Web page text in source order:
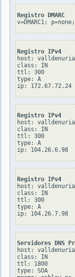
Registro DMARC
v=DMARC1;
Registro IPv4
host:
class: IN
ttl: 300
type: A
Registro IPv4
host:
class: IN
ttl: 300
type: A
Registro IPv4
host:
class: IN
ttl: 300
type: A
Servidores DNS
host:
class: IN
ttl: 1800
type: SOA